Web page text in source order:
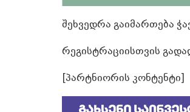
შეხვედრა გაიმართება
რეგისტრაციისთვის
[პარტნიორის კონტენტი]